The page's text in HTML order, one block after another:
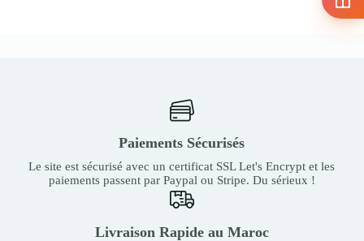
Paiements Sécurisés
Le site est sécurisé avec un certificat SSL Let's Encrypt et les
paiements passent par Paypal ou Stripe. Du sérieux !
Livraison Rapide au Maroc